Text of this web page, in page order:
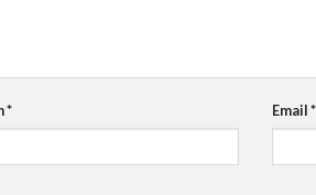
* Email *